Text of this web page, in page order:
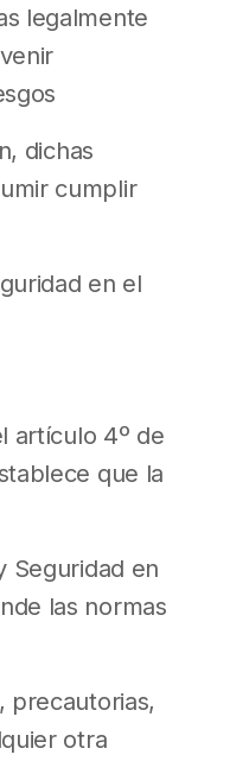
legalmente
dichas
cumplir
en el
artículo 4º de
que la
Seguridad en
las normas
precautorias,
otra